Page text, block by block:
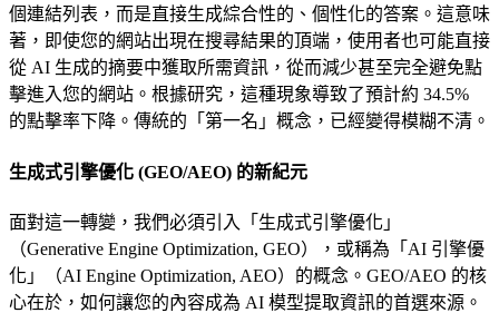
個連結列表，而是直接生成綜合性的、個性化的答案。這意味
著，即使您的網站出現在搜尋結果的頂端，使用者也可能直接
從 AI 生成的摘要中獲取所需資訊，從而減少甚至完全避免點
擊進入您的網站。根據研究，這種現象導致了預計約 34.5%
的點擊率下降。傳統的「第一名」概念，已經變得模糊不清。
生成式引擎優化 (GEO/AEO) 的新紀元
面對這一轉變，我們必須引入「生成式引擎優化」
（Generative Engine Optimization, GEO），或稱為「AI 引擎優
化」（AI Engine Optimization, AEO）的概念。GEO/AEO 的核
心在於，如何讓您的內容成為 AI 模型提取資訊的首選來源。